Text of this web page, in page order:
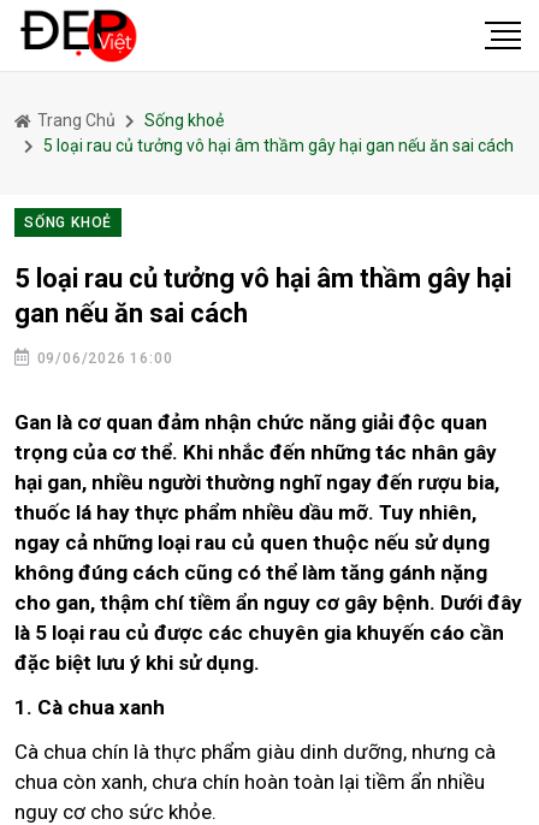
Trang Chủ
Sống khoẻ
5 loại rau củ tưởng vô hại âm thầm gây hại gan nếu ăn sai cách
SỐNG KHOẺ
5 loại rau củ tưởng vô hại âm thầm gây hại
gan nếu ăn sai cách
09/06/2026 16:00
Gan là cơ quan đảm nhận chức năng giải độc quan
trọng của cơ thể. Khi nhắc đến những tác nhân gây
hại gan, nhiều người thường nghĩ ngay đến rượu bia,
thuốc lá hay thực phẩm nhiều dầu mỡ. Tuy nhiên,
ngay cả những loại rau củ quen thuộc nếu sử dụng
không đúng cách cũng có thể làm tăng gánh nặng
cho gan, thậm chí tiềm ẩn nguy cơ gây bệnh. Dưới đây
là 5 loại rau củ được các chuyên gia khuyến cáo cần
đặc biệt lưu ý khi sử dụng.
1. Cà chua xanh
Cà chua chín là thực phẩm giàu dinh dưỡng, nhưng cà
chua còn xanh, chưa chín hoàn toàn lại tiềm ẩn nhiều
nguy cơ cho sức khỏe.